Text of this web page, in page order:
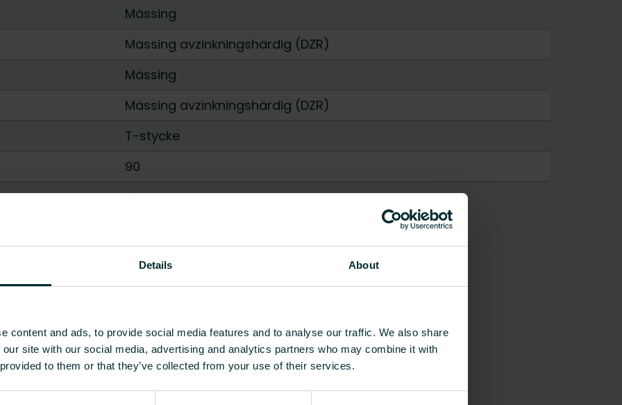
Details About
content and ads, to provide social media features and to analyse our traffic. We also share
site with our social media, advertising and analytics partners who may combine it with
to them or that they’ve collected from your use of their services.
Mässing
Mässing avzinkningshärdig (DZR)
Mässing
Mässing avzinkningshärdig (DZR)
T-stycke
90
Ja
Kg ekvivalent per kg material